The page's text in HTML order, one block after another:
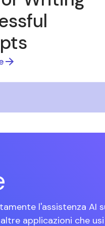
l'assistenza AI
applicazioni che usi